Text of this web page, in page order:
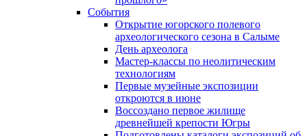
События
Открытие югорского полевого
археологи­ческого сезона в Салыме
День археолога
Мастер-классы по неолитическим
технологиям
Первые музейные экспозиции
откроются в июне
Воссоздано первое жилище
древнейшей крепости Югры